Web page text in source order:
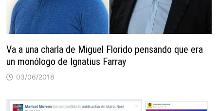
Va a una charla de Miguel Florido pensando que era
un monólogo de Ignatius Farray
03/06/2018